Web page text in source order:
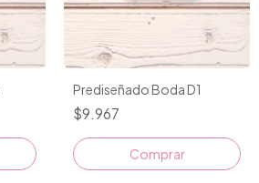
Prediseñado Boda D1
$9.967